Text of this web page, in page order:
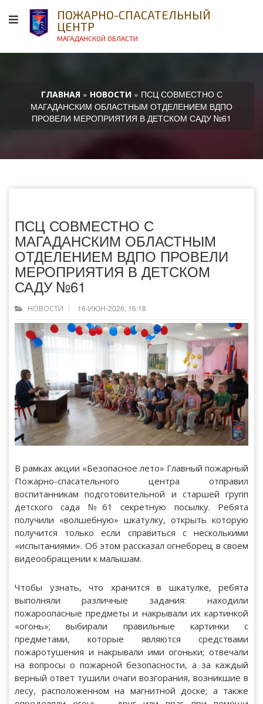
ПОЖАРНО-СПАСАТЕЛЬНЫЙ
ЦЕНТР
МАГАДАНСКОЙ ОБЛАСТИ
ГЛАВНАЯ » НОВОСТИ» ПСЦ СОВМЕСТНО С
МАГАДАНСКИМ ОБЛАСТНЫМ ОТДЕЛЕНИЕМ ВДПО
ПРОВЕЛИ МЕРОПРИЯТИЯ В ДЕТСКОМ САДУ №61
ПСЦ СОВМЕСТНО С
МАГАДАНСКИМ ОБЛАСТНЫМ
ОТДЕЛЕНИЕМ ВДПО ПРОВЕЛИ
МЕРОПРИЯТИЯ В ДЕТСКОМ
САДУ №61
НОВОСТИ 16-ИЮН-2026, 16:18
В рамках акции «Безопасное лето» Главный пожарный
Пожарно-спасательного центра отправил
воспитанникам подготовительной и старшей групп
детского сада №61 секретную посылку. Ребята
получили «волшебную» шкатулку, открыть которую
получится только если справиться с несколькими
«испытаниями». Об этом рассказал огнеборец в своем
видеообращении к малышам.
Чтобы узнать, что хранится в шкатулке, ребята
выполняли различные задания: находили
пожароопасные предметы и накрывали их картинкой
«огонь»; выбирали правильные картинки с
предметами, которые являются средствами
пожаротушения и накрывали ими огоньки; отвечали
на вопросы о пожарной безопасности, а за каждый
верный ответ тушили очаги возгорания, возникшие в
лесу, расположенном на магнитной доске; а также